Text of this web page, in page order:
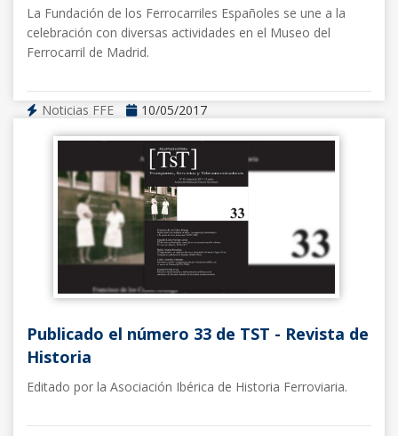
La Fundación de los Ferrocarriles Españoles se une a la
celebración con diversas actividades en el Museo del
Ferrocarril de Madrid.
Noticias FFE 10/05/2017
Publicado el número 33 de TST - Revista de
Historia
Editado por la Asociación Ibérica de Historia Ferroviaria.